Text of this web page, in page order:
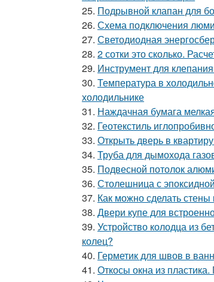
25. Подрывной клапан для
26. Схема подключения
27. Светодиодная
28. 2 сотки это сколько.
29. Инструмент для
30. Температура в
холодильнике
31. Наждачная бумага
32. Геотекстиль
33. Открыть дверь в
34. Труба для дымохода
35. Подвесной потолок
36. Столешница с
37. Как можно сделать
38. Двери купе для
39. Устройство колодца из
колец?
40. Герметик для швов в
41. Откосы окна из